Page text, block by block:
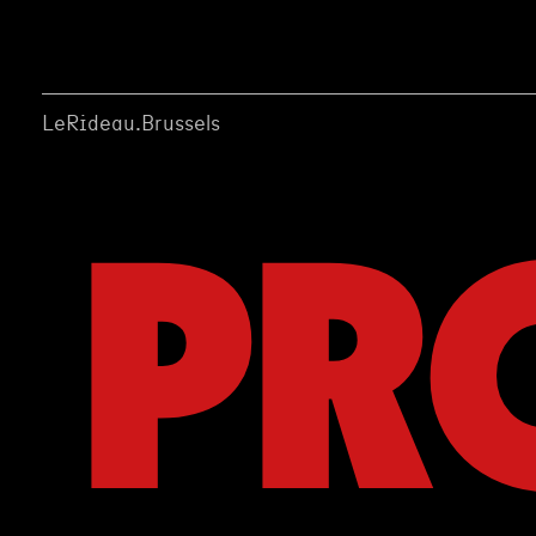
LeRideau.Brussels